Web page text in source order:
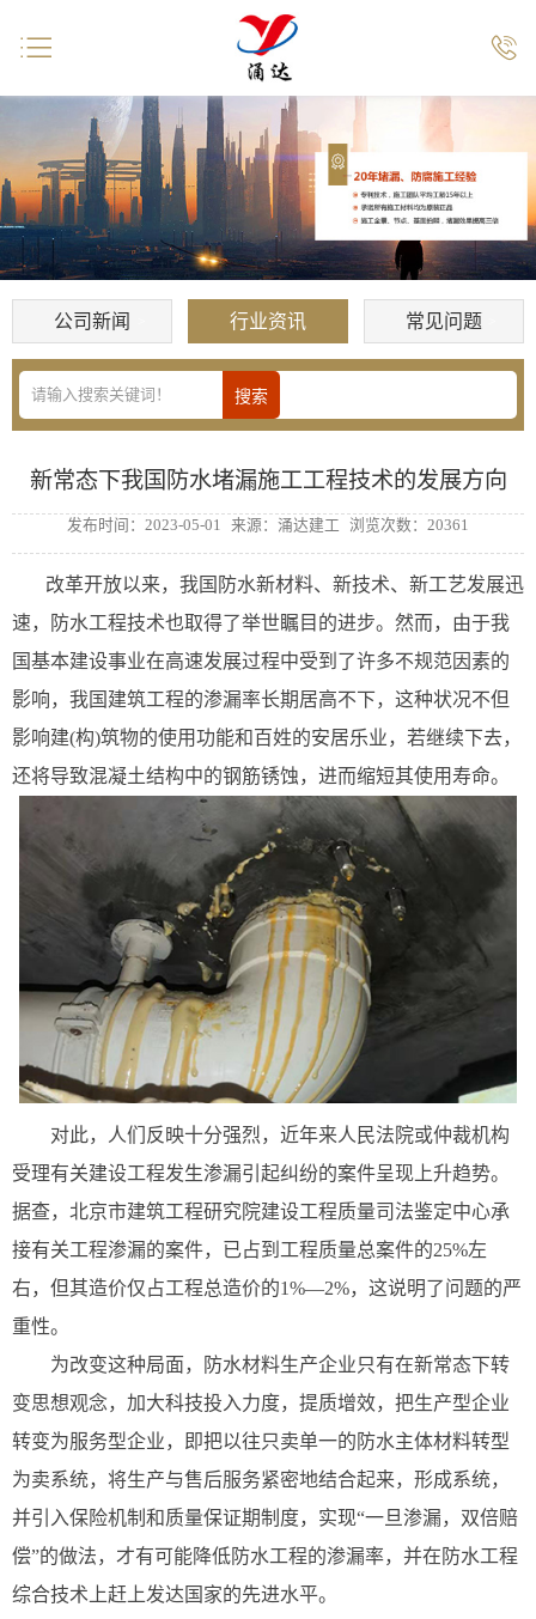
公司新闻 行业资讯 常见问题
新常态下我国防水堵漏施工工程技术的发展方向
发布时间：2023-05-01 来源：涌达建工 浏览次数：20361
改革开放以来，我国防水新材料、新技术、新工艺发展迅
速，防水工程技术也取得了举世瞩目的进步。然而，由于我
国基本建设事业在高速发展过程中受到了许多不规范因素的
影响，我国建筑工程的渗漏率长期居高不下，这种状况不但
影响建(构)筑物的使用功能和百姓的安居乐业，若继续下去，
还将导致混凝土结构中的钢筋锈蚀，进而缩短其使用寿命。
对此，人们反映十分强烈，近年来人民法院或仲裁机构
受理有关建设工程发生渗漏引起纠纷的案件呈现上升趋势。
据查，北京市建筑工程研究院建设工程质量司法鉴定中心承
接有关工程渗漏的案件，已占到工程质量总案件的25%左
右，但其造价仅占工程总造价的1%—2%，这说明了问题的严
重性。
为改变这种局面，防水材料生产企业只有在新常态下转
变思想观念，加大科技投入力度，提质增效，把生产型企业
转变为服务型企业，即把以往只卖单一的防水主体材料转型
为卖系统，将生产与售后服务紧密地结合起来，形成系统，
并引入保险机制和质量保证期制度，实现“一旦渗漏，双倍赔
偿”的做法，才有可能降低防水工程的渗漏率，并在防水工程
综合技术上赶上发达国家的先进水平。
 